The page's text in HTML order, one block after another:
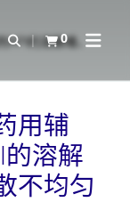
Open Search
0
查看购物车Open
API的溶解难、
用辅
溶解
不均匀